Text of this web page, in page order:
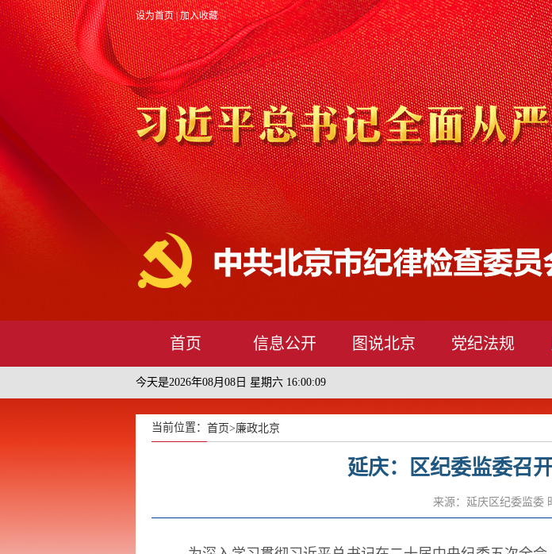
设为首页|加入收藏
首页 信息公开 图说北京 党纪法规
今天是2026年08月08日 星期六 16:00:09
当前位置： 首页>廉政北京
延庆：区纪委监委召
来源：延庆区纪委监委